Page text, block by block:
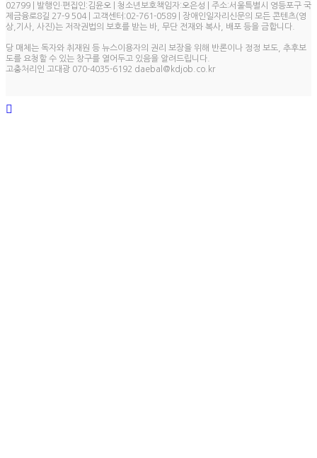
02799 | 발행인·편집인:김윤오 | 청소년보호책임자:오은성 | 주소:서울특별시 영등포구 국
제금융로8길 27-9 504 | 고객센터:02-761-0589 | 장애인일자리신문의 모든 콘텐츠(영
상,기사, 사진)는 저작권법의 보호를 받는 바, 무단 전재와 복사, 배포 등을 금합니다.
당 매체는 독자와 취재원 등 뉴스이용자의 권리 보장을 위해 반론이나 정정 보도, 추후보
도를 요청할 수 있는 창구를 열어두고 있음을 알려드립니다.
고충처리인 고대광 070-4035-6192 daebal@kdjob.co.kr